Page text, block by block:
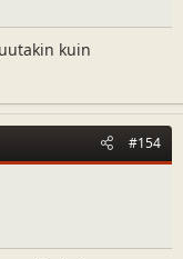
kuin
#154